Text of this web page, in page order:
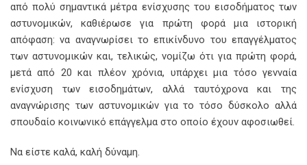
από πολύ σημαντικά μέτρα ενίσχυσης του εισοδήματος των
αστυνομικών, καθιέρωσε για πρώτη φορά μια ιστορική
απόφαση: να αναγνωρίσει το επικίνδυνο του επαγγέλματος
των αστυνομικών και, τελικώς, νομίζω ότι για πρώτη φορά,
μετά από 20 και πλέον χρόνια, υπάρχει μια τόσο γενναία
ενίσχυση των εισοδημάτων, αλλά ταυτόχρονα και της
αναγνώρισης των αστυνομικών για το τόσο δύσκολο αλλά
σπουδαίο κοινωνικό επάγγελμα στο οποίο έχουν αφοσιωθεί.
Να είστε καλά, καλή δύναμη.